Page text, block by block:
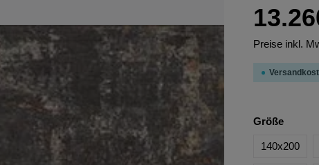
Preise inkl.
Größe
140x200